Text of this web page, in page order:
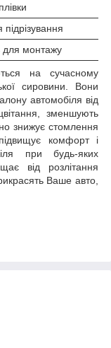
підрізування
для монтажу
на сучасному
сировини. Вони
автомобіля від
зменшують
знижує стомлення
комфорт і
при будь-яких
від розлітання
Ваше авто,